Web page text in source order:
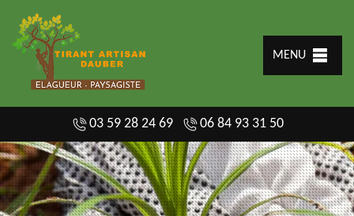
MENU
03 59 28 24 69 06 84 93 31 50